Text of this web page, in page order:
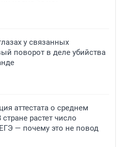
у связанных
поворот в деле убийства
аттестата о среднем
растет число
— почему это не повод